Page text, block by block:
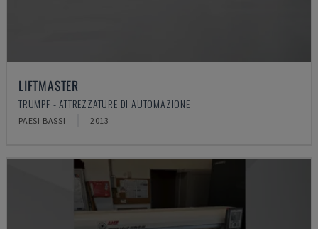
LIFTMASTER
TRUMPF - ATTREZZATURE DI AUTOMAZIONE
PAESI BASSI 2013